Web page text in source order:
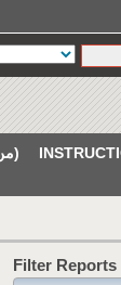
ABOUT US (من نحن)
Filter Reports